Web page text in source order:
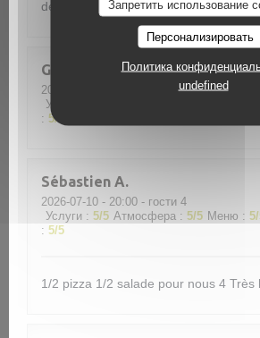
Запретить использование
Персонализировать
Политика
undefined
des frites La salade très bien préparée
Guyot
2026-07-10
- 12:30 - гости 3
Услуги
: 5/5
Sébastien A
2026-07-10 - 20:00 - гости 4
Услуги : 5/5 Атмосфера : 5/5 Меню : 5
: 5/5
1/2 pizza 1/2 salade pour nous 4 Très